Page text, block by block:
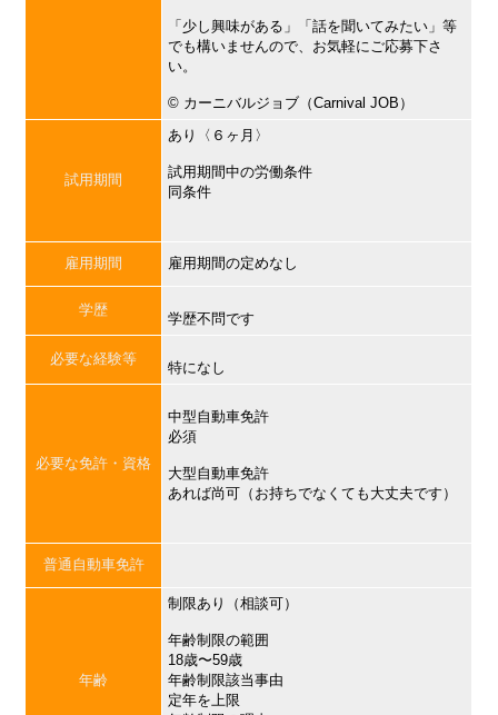
「少し興味がある」「話を聞いてみたい」等
でも構いませんので、お気軽にご応募下さ
い。
©︎ カーニバルジョブ（Carnival JOB）
試用期間
あり〈６ヶ月〉
試用期間中の労働条件
同条件
雇用期間 雇用期間の定めなし
学歴
学歴不問です
必要な経験等
特になし
必要な免許・資格
中型自動車免許
必須
大型自動車免許
あれば尚可（お持ちでなくても大丈夫です）
普通自動車免許
年齢
制限あり（相談可）
年齢制限の範囲
18歳〜59歳
年齢制限該当事由
定年を上限